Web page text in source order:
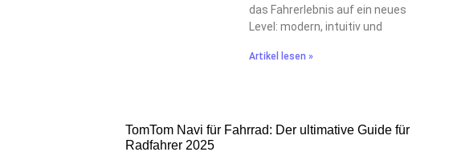
das Fahrerlebnis auf ein neues
Level: modern, intuitiv und
Artikel lesen »
TomTom Navi für Fahrrad: Der ultimative Guide für
Radfahrer 2025